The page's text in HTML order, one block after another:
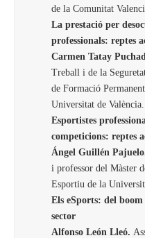
de la Comunitat
La prestació per
professionals: reptes
Carmen Tatay
Treball i de la
de Formació
Universitat de València.
Esportistes
competicions: reptes
Ángel Guillén
i professor del Màster
Esportiu de la
Els eSports: del
sector
Alfonso León Lleó.